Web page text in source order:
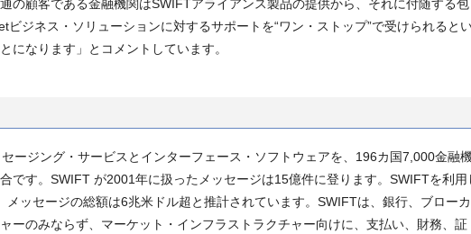
の顧客である金融機関はSWIFTアライアンス製品の提供から、それに付随する包
ビジネス・ソリューションに対するサポートを“ワン・ストップ”で受けられると
になります」とコメントしています。
ージング・サービスとインターフェース・ソフトウェアを、196カ国7,000金融
です。SWIFT が2001年に扱ったメッセージは15億件に登ります。SWIFTを利用
メッセージの総額は6兆米ドル超と推計されています。SWIFTは、銀行、ブローカ
ーのみならず、マーケット・インフラストラクチャー向けに、支払い、財務、証